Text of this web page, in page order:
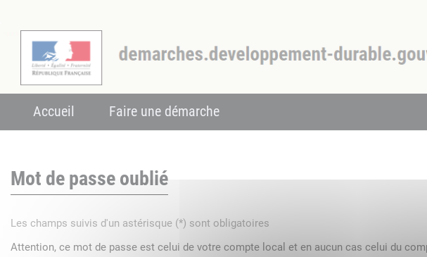
Accueil Faire une démarche
Mot de passe oublié
Les champs suivis d'un astérisque (*) sont obligatoires
Attention, ce mot de passe est celui de votre compte local et en aucun cas celui du